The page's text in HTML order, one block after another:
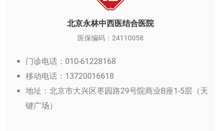
北京永林中西医结合医院
医保编码：24110058
门诊电话：010-61228168
移动电话：13720016618
地址：北京市大兴区枣园路29号院商业B座1-5层（天
键广场）